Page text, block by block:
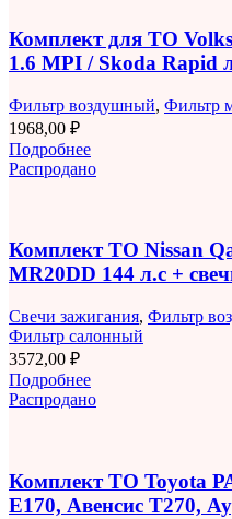
Комплект для ТО
1.6 MPI / Skoda Rapid
Фильтр воздушный, Фильтр
1968,00 ₽
Подробнее
Распродано
Комплект ТО Nissan
MR20DD 144 л.с +
Свечи зажигания, Фильтр
Фильтр салонный
3572,00 ₽
Подробнее
Распродано
Комплект ТО Toyota
E170, Авенсис T270,